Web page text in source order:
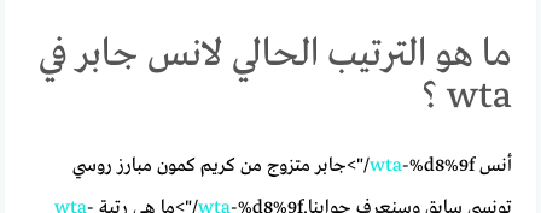
ما هو الترتيب الحالي لانس جابر في
wta ؟
أنس wta-%d8%9f/">جابر متزوج من كريم كمون مبارز روسي
تونسي سابق وسنعرف جوابنا.
wta-%d8%9f/">ما هي رتبة wta-